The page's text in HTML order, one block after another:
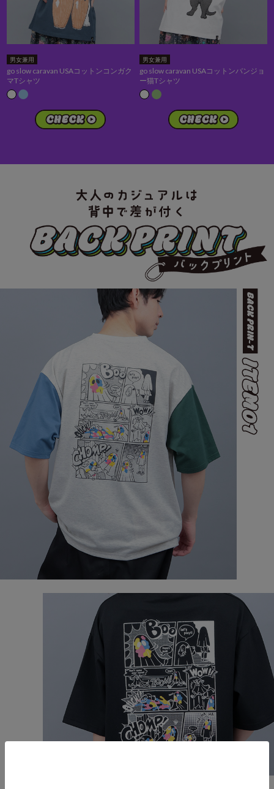
男女兼用
go slow caravan USAコットンコンガク
マTシャツ
男女兼用
go slow caravan USAコットンバンジョ
ー猫Tシャツ